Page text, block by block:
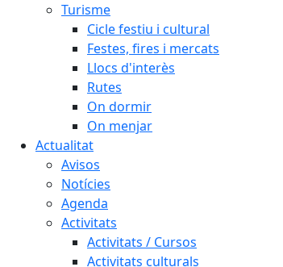
Turisme
Cicle festiu i cultural
Festes, fires i mercats
Llocs d'interès
Rutes
On dormir
On menjar
Actualitat
Avisos
Notícies
Agenda
Activitats
Activitats / Cursos
Activitats culturals